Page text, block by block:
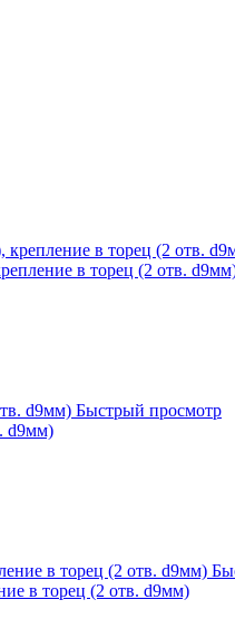
в торец (2 отв.
Быстрый просмотр
d9мм)
в торец (2 отв. d9мм)